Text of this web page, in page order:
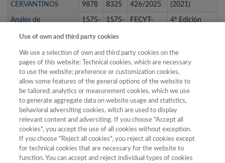
CERVANTINOS
9878
8325
426/2025
(2021)
Anales de
1575-
1575-
FECYT-
4ª Edición
Francesa
2958
4678
323/2025
(2019)
Anales de Geografía
de la Universidad
Complutense
9803
080/2025
3ª Edición
Anales de Historia
del Arte
0214-
6452
1988-
2491
FECYT-
427/2025
7ª Edición
(2021)
2 3 6 7 8 9 …
Use of own and third party cookies
We use a selection of own and third party cookies on the
pages of this website: Technical cookies, which are necessary
to use the website; preference or customization cookies,
allow some features of the general options of the website to
be tailored; analytics or measurement cookies, which we use
to generate aggregate data on website usage and statistics,
behavioral adversiting cookies, witch are used to display
relevant content and adversiting. If you choose "Accept all
cookies", you accept the use of all cookies without exception.
If you choose "Reject all cookies", you reject all cookies except
for technical cookies that are necessary for the website to
function. You can accept and reject individual types of cookies